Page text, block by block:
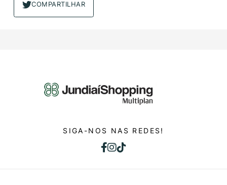
COMPARTILHAR
SIGA-NOS NAS REDES!